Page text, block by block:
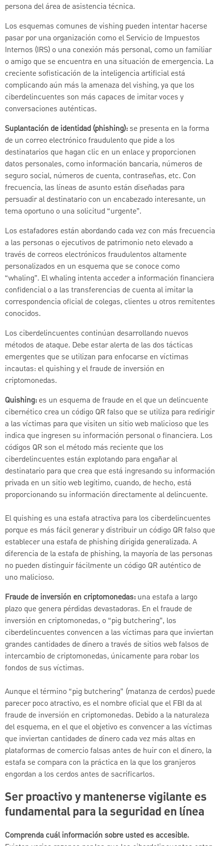
persona del área de asistencia técnica.
Los esquemas comunes de vishing pueden intentar hacerse
pasar por una organización como el Servicio de Impuestos
Internos (IRS) o una conexión más personal, como un familiar
o amigo que se encuentra en una situación de emergencia. La
creciente sofisticación de la inteligencia artificial está
complicando aún más la amenaza del vishing, ya que los
ciberdelincuentes son más capaces de imitar voces y
conversaciones auténticas.
Suplantación de identidad (phishing):se presenta en la forma
de un correo electrónico fraudulento que pide a los
destinatarios que hagan clic en un enlace y proporcionen
datos personales, como información bancaria, números de
seguro social, números de cuenta, contraseñas, etc. Con
frecuencia, las líneas de asunto están diseñadas para
persuadir al destinatario con un encabezado interesante, un
tema oportuno o una solicitud “urgente”.
Los estafadores están abordando cada vez con más frecuencia
a las personas o ejecutivos de patrimonio neto elevado a
través de correos electrónicos fraudulentos altamente
personalizados en un esquema que se conoce como
“whaling”. El whaling intenta acceder a información financiera
confidencial o a las transferencias de cuenta al imitar la
correspondencia oficial de colegas, clientes u otros remitentes
conocidos.
Los ciberdelincuentes continúan desarrollando nuevos
métodos de ataque. Debe estar alerta de las dos tácticas
emergentes que se utilizan para enfocarse en víctimas
incautas: el quishing y el fraude de inversión en
criptomonedas.
Quishing:es un esquema de fraude en el que un delincuente
cibernético crea un código QR falso que se utiliza para redirigir
a las víctimas para que visiten un sitio web malicioso que les
indica que ingresen su información personal o financiera. Los
códigos QR son el método más reciente que los
ciberdelincuentes están explotando para engañar al
destinatario para que crea que está ingresando su información
privada en un sitio web legítimo, cuando, de hecho, está
proporcionando su información directamente al delincuente.
El quishing es una estafa atractiva para los ciberdelincuentes
porque es más fácil generar y distribuir un código QR falso que
establecer una estafa de phishing dirigida generalizada. A
diferencia de la estafa de phishing, la mayoría de las personas
no pueden distinguir fácilmente un código QR auténtico de
uno malicioso.
Fraude de inversión en criptomonedas: una estafa a largo
plazo que genera pérdidas devastadoras. En el fraude de
inversión en criptomonedas, o “pig butchering”, los
ciberdelincuentes convencen a las víctimas para que inviertan
grandes cantidades de dinero a través de sitios web falsos de
intercambio de criptomonedas, únicamente para robar los
fondos de sus víctimas.
Aunque el término “pig butchering” (matanza de cerdos) puede
parecer poco atractivo, es el nombre oficial que el FBI da al
fraude de inversión en criptomonedas. Debido a la naturaleza
del esquema, en el que el objetivo es convencer a las víctimas
que inviertan cantidades de dinero cada vez más altas en
plataformas de comercio falsas antes de huir con el dinero, la
estafa se compara con la práctica en la que los granjeros
engordan a los cerdos antes de sacrificarlos.
Ser proactivo y mantenerse vigilante es
fundamental para la seguridad en línea
Comprenda cuál información sobre usted es accesible.